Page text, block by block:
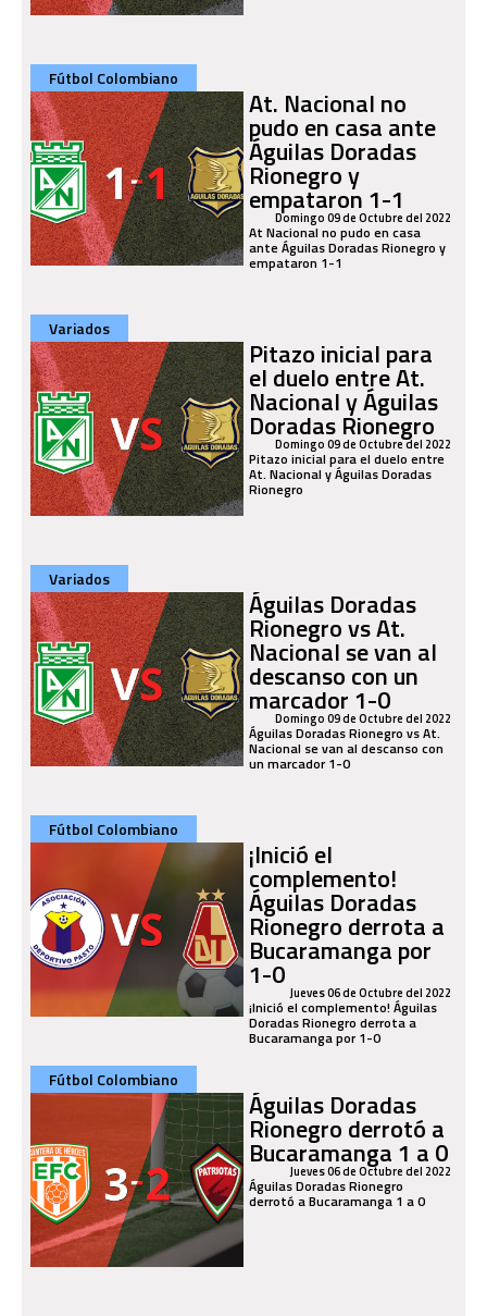
Fútbol Colombiano
At. Nacional no
pudo en casa ante
Águilas Doradas
Rionegro y
empataron 1-1
Domingo 09 de Octubre del 2022
At Nacional no pudo en casa
ante Águilas Doradas Rionegro y
empataron 1-1
Variados
Pitazo inicial para
el duelo entre At.
Nacional y Águilas
Doradas Rionegro
Domingo 09 de Octubre del 2022
Pitazo inicial para el duelo entre
At. Nacional y Águilas Doradas
Rionegro
Variados
Águilas Doradas
Rionegro vs At.
Nacional se van al
descanso con un
marcador 1-0
Domingo 09 de Octubre del 2022
Águilas Doradas Rionegro vs At.
Nacional se van al descanso con
un marcador 1-0
Fútbol Colombiano
¡Inició el
complemento!
Águilas Doradas
Rionegro derrota a
Bucaramanga por
1-0 Jueves 06 de Octubre del 2022
¡Inició el complemento! Águilas
Doradas Rionegro derrota a
Bucaramanga por 1-0
Fútbol Colombiano
Águilas Doradas
Rionegro derrotó a
Bucaramanga 1 a 0
Jueves 06 de Octubre del 2022
Águilas Doradas Rionegro
derrotó a Bucaramanga 1 a 0